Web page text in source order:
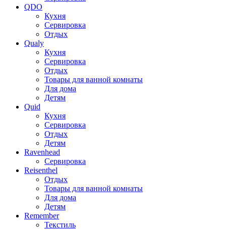
QDO
Кухня
Сервировка
Отдых
Qualy
Кухня
Сервировка
Отдых
Товары для ванной комнаты
Для дома
Детям
Quid
Кухня
Сервировка
Отдых
Детям
Ravenhead
Сервировка
Reisenthel
Отдых
Товары для ванной комнаты
Для дома
Детям
Remember
Текстиль